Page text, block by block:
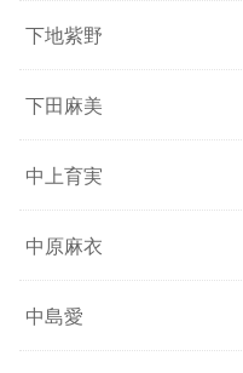
下地紫野
下田麻美
中上育実
中原麻衣
中島愛